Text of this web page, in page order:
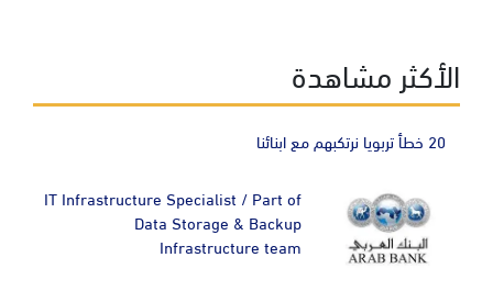
الأكثر مشاهدة
20 خطأ تربويا نرتكبهم مع ابنائنا
IT Infrastructure Specialist / Part of
Data Storage & Backup
Infrastructure team